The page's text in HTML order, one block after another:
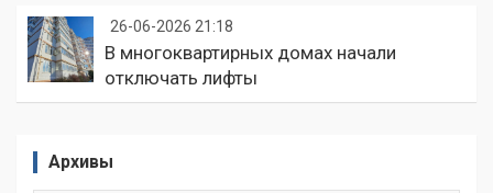
26-06-2026 21:18
В многоквартирных домах начали
отключать лифты
Архивы